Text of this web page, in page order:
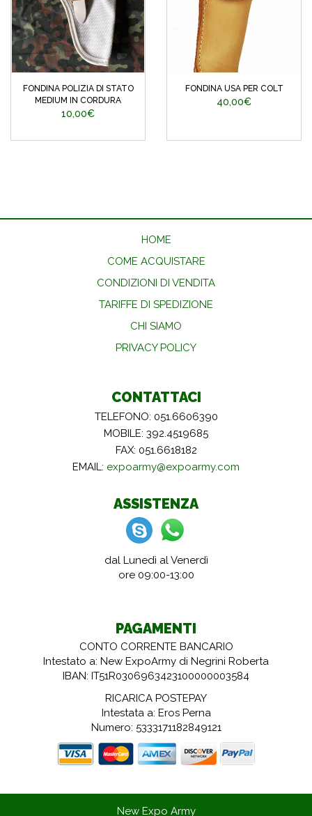
FONDINA POLIZIA DI STATO
MEDIUM IN CORDURA
10,00€
FONDINA USA PER COLT
40,00€
HOME
COME ACQUISTARE
CONDIZIONI DI VENDITA
TARIFFE DI SPEDIZIONE
CHI SIAMO
PRIVACY POLICY
CONTATTACI
TELEFONO: 051.6606390
MOBILE: 392.4519685
FAX: 051.6618182
EMAIL: expoarmy@expoarmy.com
ASSISTENZA
dal Lunedì al Venerdì
ore 09:00-13:00
PAGAMENTI
CONTO CORRENTE BANCARIO
Intestato a: New ExpoArmy di Negrini Roberta
IBAN: IT51R0306963423100000003584
RICARICA POSTEPAY
Intestata a: Eros Perna
Numero: 5333171182849121
New Expo Army